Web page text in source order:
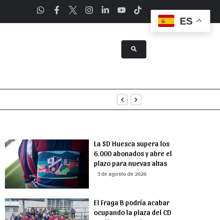
La SD Huesca supera los
6.000 abonados y abre el
plazo para nuevas altas
5 de agosto de 2026
El Fraga B podría acabar
ocupando la plaza del CD
ES